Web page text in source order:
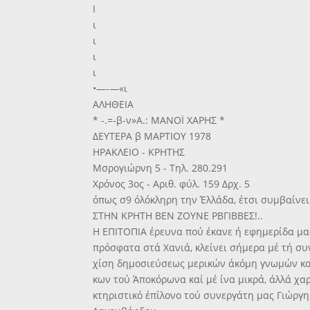
Ι
ι
ι
ι
ι
•—-—«ι
ΑΛΗΘΕΙΑ
* -.=-β-ν»Α.: ΜΑΝΟΪ ΧΑΡΗΣ *
ΔΕΥΤΕΡΑ β ΜΑΡΤΙΟΥ 1978
ΗΡΑΚΛΕΙΟ - ΚΡΗΤΗΣ
Μσρογιώρνη 5 - Τηλ. 280.291
Χρόνος 3ος - Αριθ. φύλ. 159 Δρχ. 5
όπως σ9 όλόκληρη την Έλλάδα, έτσι
ΣΤΗΝ ΚΡΗΤΗ ΒΕΝ ΖΟΥΝΕ ΡΒΓΙΒΒΕΣ!..
Η ΕΠΙΤΟΠΙΑ έρευνα πού έκανε ή εφημερίδα
πρόσφατα στά Χανιά, κλείνει σήμερα μέ τή
χίση δημοσιεύσεως μερικών άκόμη γνωμών
κων τού Άποκόρωνα καί μέ ίνα μικρά, άλλά
κτηριστικό έπίλονο τού συνεργάτη μας Γιώργη